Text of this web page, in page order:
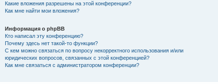
Какие вложения разрешены на этой конференции?
Как мне найти мои вложения?
Информация о phpBB
Кто написал эту конференцию?
Почему здесь нет такой-то функции?
С кем можно связаться по вопросу некорректного использования и/или
юридических вопросов, связанных с этой конференцией?
Как мне связаться с администратором конференции?